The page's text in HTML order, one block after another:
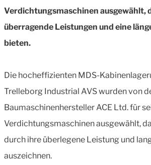
Verdichtungsmaschinen ausgewählt,
überragende Leistungen und eine
bieten.
Die hocheffizienten MDS-
Trelleborg Industrial AVS wurden von
Baumaschinenhersteller ACE Ltd. für
Verdichtungsmaschinen ausgewählt,
durch ihre überlegene Leistung und
auszeichnen.